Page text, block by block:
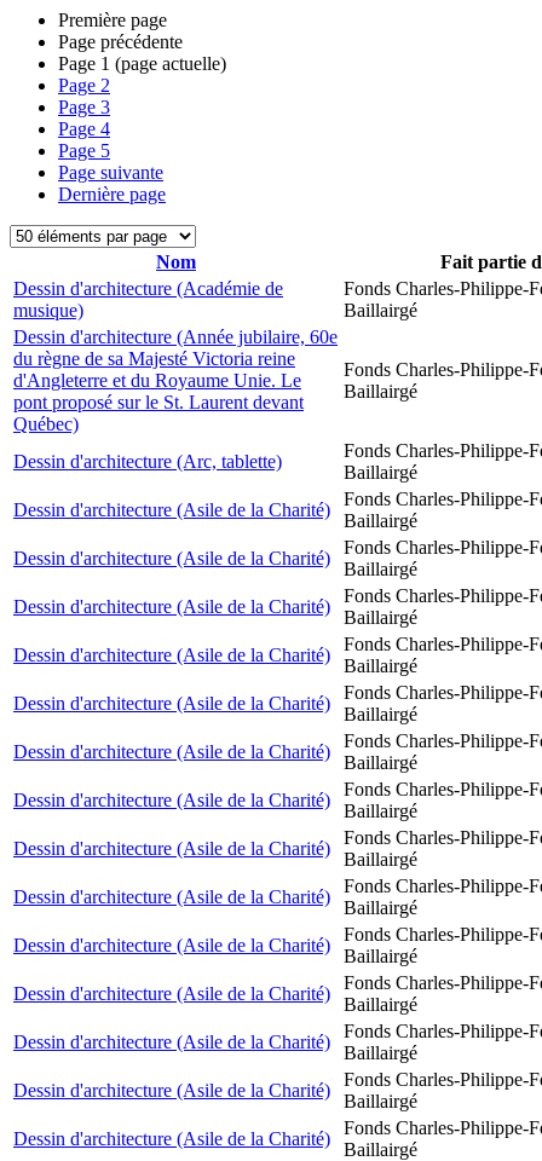
Première page
Page précédente
Page 1 (page actuelle)
Page 2
Page 3
Page 4
Page 5
Page suivante
Dernière page
Nom
Fait partie
Dessin d'architecture (Académie de
musique)
Fonds Charles-Philippe-
Baillairgé
Dessin d'architecture (Année jubilaire, 60e
du règne de sa Majesté Victoria reine
d'Angleterre et du Royaume Unie. Le
pont proposé sur le St. Laurent devant
Québec)
Fonds Charles-Philippe-
Baillairgé
Dessin d'architecture (Arc, tablette)
Fonds Charles-Philippe-
Baillairgé
Dessin d'architecture (Asile de la Charité)
Fonds Charles-Philippe-
Baillairgé
Dessin d'architecture (Asile de la Charité)
Fonds Charles-Philippe-
Baillairgé
Dessin d'architecture (Asile de la Charité)
Fonds Charles-Philippe-
Baillairgé
Dessin d'architecture (Asile de la Charité)
Fonds Charles-Philippe-
Baillairgé
Dessin d'architecture (Asile de la Charité)
Fonds Charles-Philippe-
Baillairgé
Dessin d'architecture (Asile de la Charité)
Fonds Charles-Philippe-
Baillairgé
Dessin d'architecture (Asile de la Charité)
Fonds Charles-Philippe-
Baillairgé
Dessin d'architecture (Asile de la Charité)
Fonds Charles-Philippe-
Baillairgé
Dessin d'architecture (Asile de la Charité)
Fonds Charles-Philippe-
Baillairgé
Dessin d'architecture (Asile de la Charité)
Fonds Charles-Philippe-
Baillairgé
Dessin d'architecture (Asile de la Charité)
Fonds Charles-Philippe-
Baillairgé
Dessin d'architecture (Asile de la Charité)
Fonds Charles-Philippe-
Baillairgé
Dessin d'architecture (Asile de la Charité)
Fonds Charles-Philippe-
Baillairgé
Dessin d'architecture (Asile de la Charité)
Fonds Charles-Philippe-
Baillairgé